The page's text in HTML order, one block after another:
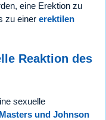
eine Erektion zu
zu einer erektilen
Reaktion des
sexuelle
Masters und Johnson